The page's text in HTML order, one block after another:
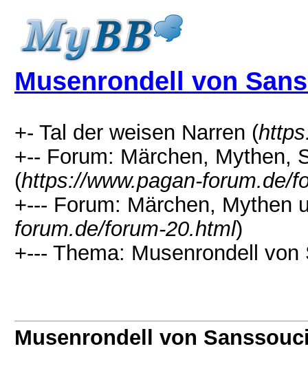
Musenrondell von
+- Tal der weisen Narren (
+-- Forum: Märchen, Mythen,
(https://www.pagan-forum.de/
+--- Forum: Märchen, Mythen
forum.de/forum-20.html)
+--- Thema: Musenrondell von
Musenrondell von